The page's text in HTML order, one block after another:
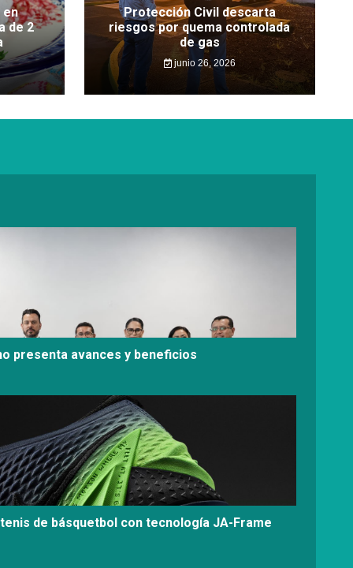
en
de 2
Protección Civil descarta
riesgos por quema controlada
de gas
junio 26, 2026
presenta avances y beneficios
de básquetbol con tecnología JA-Frame